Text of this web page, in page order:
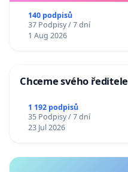
140 podpisů
37 Podpisy / 7 dní
1 Aug 2026
Chceme svého ředitele
1 192 podpisů
35 Podpisy / 7 dní
23 Jul 2026